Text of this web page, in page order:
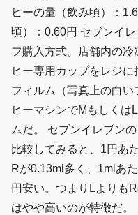
ヒーの量（飲み頃）：
頃）：0.60円 セブンイ
フ購入方式。店舗内の
ヒー専用カップをレジ
フィルム（写真上の白
ヒーマシンでMもしくは
ムだ。 セブンイレブン
比較してみると、1円あ
Rが0.13ml多く、1mlあ
円安い。つまりLよりも
はやや高いのが特徴だ。